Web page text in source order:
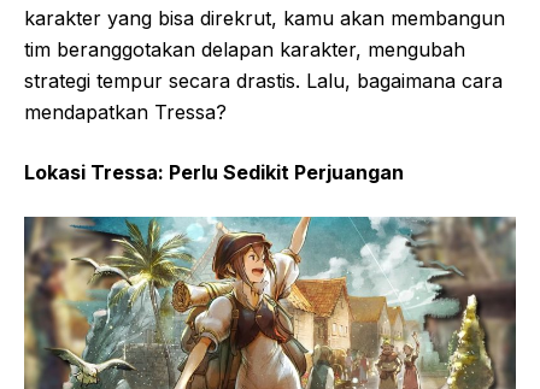
karakter yang bisa direkrut, kamu akan membangun
tim beranggotakan delapan karakter, mengubah
strategi tempur secara drastis. Lalu, bagaimana cara
mendapatkan Tressa?
Lokasi Tressa: Perlu Sedikit Perjuangan